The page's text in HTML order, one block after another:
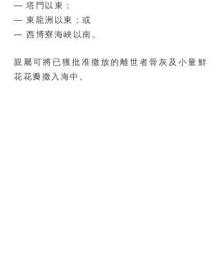
— 塔門以東；
— 東龍洲以東；或
— 西博寮海峽以南。
親屬可將已獲批准撒放的離世者骨灰及小量鮮
花花瓣撒入海中。